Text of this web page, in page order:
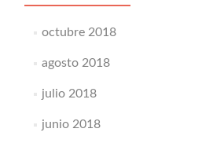
octubre 2018
agosto 2018
julio 2018
junio 2018